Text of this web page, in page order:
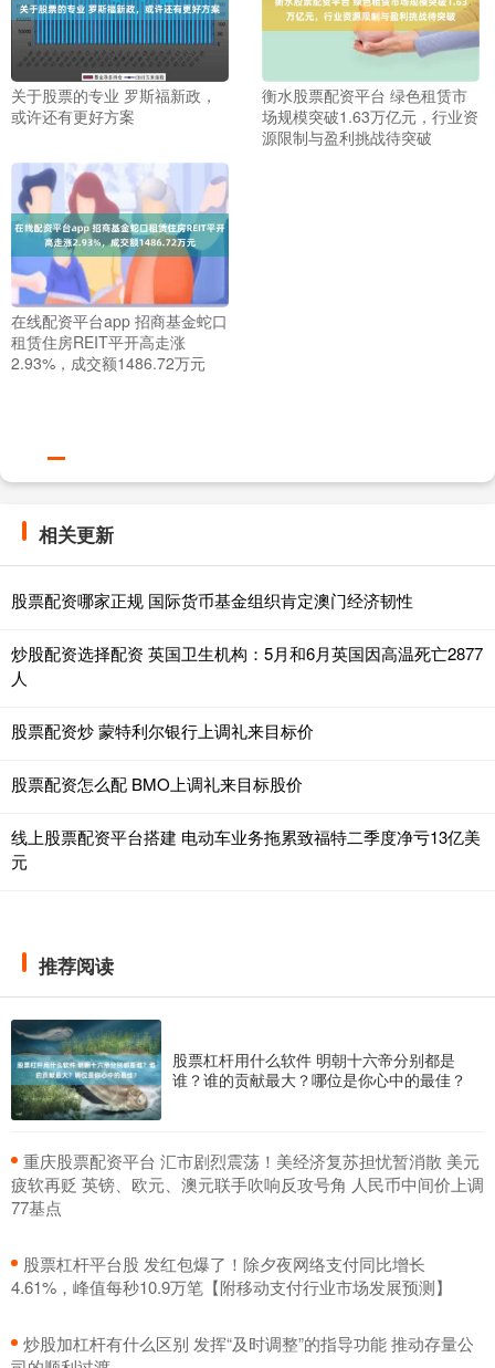
关于股票的专业 罗斯福新政，
或许还有更好方案
衡水股票配资平台 绿色租赁市
场规模突破1.63万亿元，行业资
源限制与盈利挑战待突破
在线配资平台app 招商基金蛇口
租赁住房REIT平开高走涨
2.93%，成交额1486.72万元
相关更新
股票配资哪家正规 国际货币基金组织肯定澳门经济韧性
炒股配资选择配资 英国卫生机构：5月和6月英国因高温死亡2877
人
股票配资炒 蒙特利尔银行上调礼来目标价
股票配资怎么配 BMO上调礼来目标股价
线上股票配资平台搭建 电动车业务拖累致福特二季度净亏13亿美
元
推荐阅读
股票杠杆用什么软件 明朝十六帝分别都是
谁？谁的贡献最大？哪位是你心中的最佳？
​重庆股票配资平台 汇市剧烈震荡！美经济复苏担忧暂消散 美元
疲软再贬 英镑、欧元、澳元联手吹响反攻号角 人民币中间价上调
77基点
​股票杠杆平台股 发红包爆了！除夕夜网络支付同比增长
4.61%，峰值每秒10.9万笔【附移动支付行业市场发展预测】
​炒股加杠杆有什么区别 发挥“及时调整”的指导功能 推动存量公